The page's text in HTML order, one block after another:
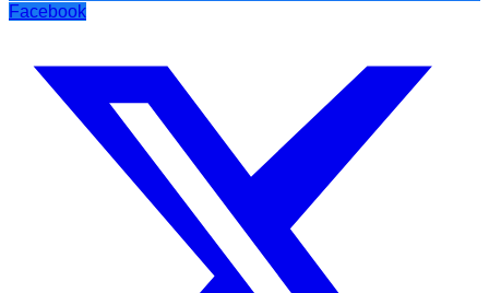
Facebook